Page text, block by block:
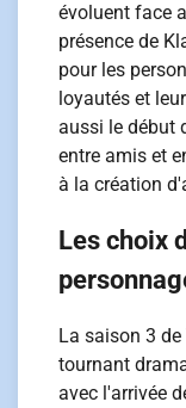
évoluent face
présence de
pour les
loyautés et
aussi le début
entre amis et
à la création
Les choix
La saison 3
tournant
avec l'arrivée